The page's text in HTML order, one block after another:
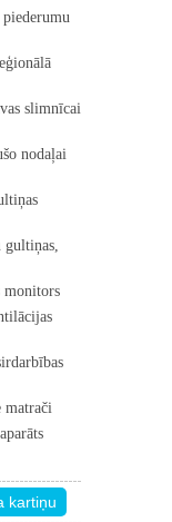
piederumu
slimnīcai
nodaļai
gultiņas,
monitors
matrači